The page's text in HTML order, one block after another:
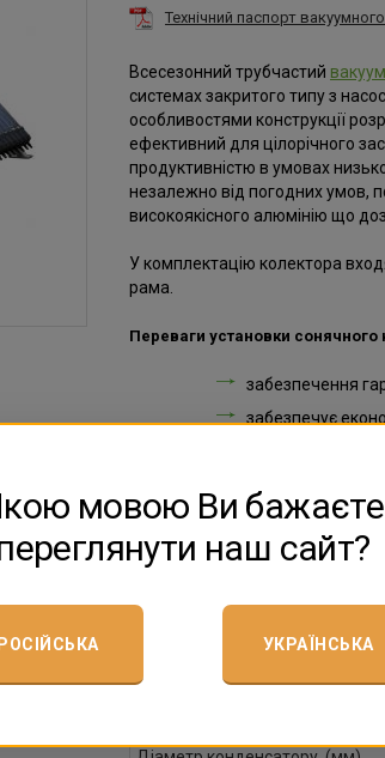
Технічний паспорт
Всесезонний трубчастий
системах закритого типу з
особливостями конструкції
ефективний для цілорічного
продуктивністю в умовах
незалежно від погодних умов,
високоякісного алюмінію що
У комплектацію колектора
рама.
Переваги установки сонячного
забезпечення
забезпечує
значно знижує
період служби -
Технічні характеристики
2
мовою Ви бажаєте
наш сайт?
РОСІЙСЬКА УКРАЇНСЬКА